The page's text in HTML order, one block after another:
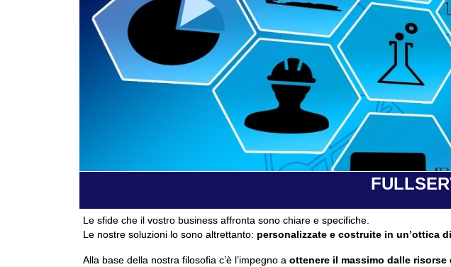
Le sfide che il vostro business affronta sono chiare e specifiche.
Le nostre soluzioni lo sono altrettanto: personalizzate e costruite in un’ottica
Alla base della nostra filosofia c’è l’impegno a ottenere il massimo dalle